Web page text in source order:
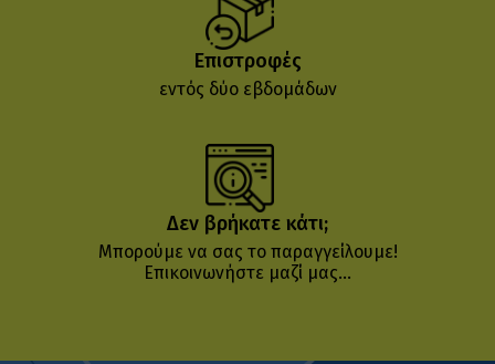
Επιστροφές
εντός δύο εβδομάδων
Δεν βρήκατε κάτι;
Μπορούμε να σας το παραγγείλουμε!
Επικοινωνήστε μαζί μας...